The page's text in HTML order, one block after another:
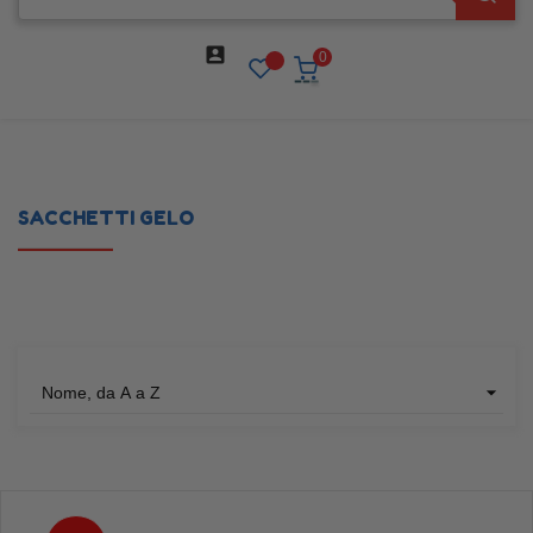
 0
SACCHETTI GELO
Nome, da A a Z 